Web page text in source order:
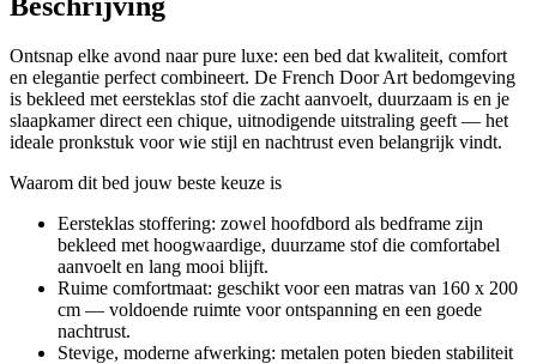
Ontsnap elke avond naar pure luxe: een bed dat kwaliteit, comfort
en elegantie perfect combineert. De French Door Art bedomgeving
is bekleed met eersteklas stof die zacht aanvoelt, duurzaam is en je
slaapkamer direct een chique, uitnodigende uitstraling geeft — het
ideale pronkstuk voor wie stijl en nachtrust even belangrijk vindt.
Waarom dit bed jouw beste keuze is
Eersteklas stoffering: zowel hoofdbord als bedframe zijn
bekleed met hoogwaardige, duurzame stof die comfortabel
aanvoelt en lang mooi blijft.
Ruime comfortmaat: geschikt voor een matras van 160 x 200
cm — voldoende ruimte voor ontspanning en een goede
nachtrust.
Stevige, moderne afwerking: metalen poten bieden stabiliteit